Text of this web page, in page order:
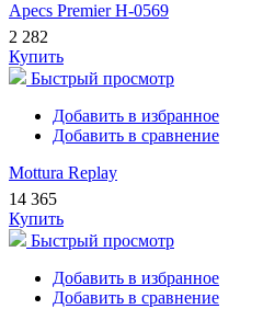
Apecs Premier H-0569
2 282
Купить
Быстрый просмотр
Добавить в избранное
Добавить в сравнение
Mottura Replay
14 365
Купить
Быстрый просмотр
Добавить в избранное
Добавить в сравнение